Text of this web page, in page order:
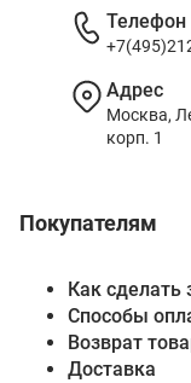
Покупателям
Как сделать
Способы
Возврат
Доставка
Телефон
Адрес
Москва,
корп. 1